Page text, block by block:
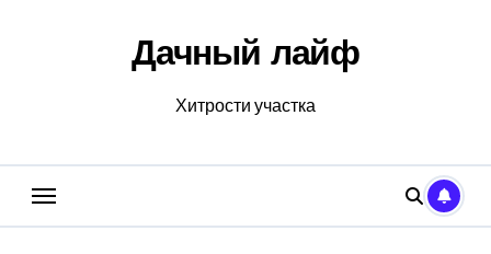
Дачный лайф
Хитрости участка